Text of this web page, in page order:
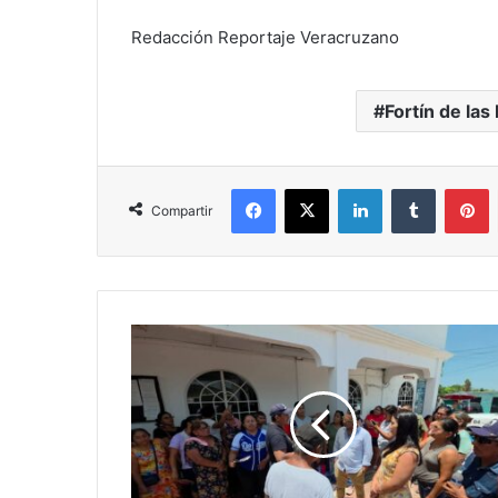
Redacción Reportaje Veracruzano
Fortín de las
Compartir
Facebook
X LinkedInTumblr
Moloacán
presión:
crece
conflicto
político
y